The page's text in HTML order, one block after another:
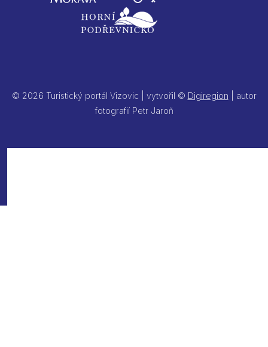
© 2026 Turistický portál Vizovic | vytvořil © Digiregion | autor
fotografií Petr Jaroň